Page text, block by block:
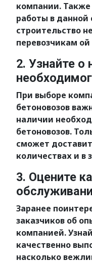
компании. Также
работы в данной
строительство
перевозчикам
2. Узнайте о
При выборе
бетоновозов
наличии
бетоновозов.
сможет
количествах и в
3. Оцените
Заранее
заказчиков об
компанией.
качественно
насколько